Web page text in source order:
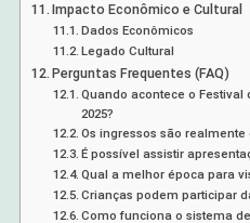
Impacto Econômico e Cultural
Dados Econômicos
Legado Cultural
Perguntas Frequentes (FAQ)
Quando acontece o
2025?
Os ingressos são realmente
É possível assistir
Qual a melhor época para
Crianças podem participar
Como funciona o sistema